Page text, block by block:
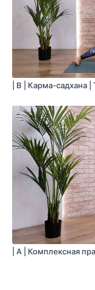
| B | Карма-садхана
| A | Комплексная